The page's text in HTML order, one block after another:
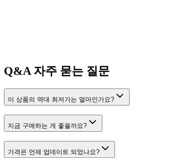
Q&A자주 묻는 질문
이 상품의 역대 최저가는 얼마인가요?
지금 구매하는 게 좋을까요?
가격은 언제 업데이트 되었나요?